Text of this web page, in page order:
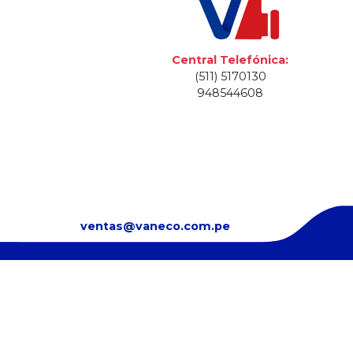
Central Telefónica:
(511) 5170130
948544608
ventas@vaneco.com.pe